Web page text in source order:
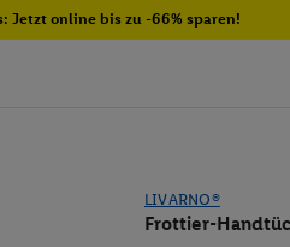
Jetzt online bis zu -66% sparen!
LIVARNO®
Frottier-